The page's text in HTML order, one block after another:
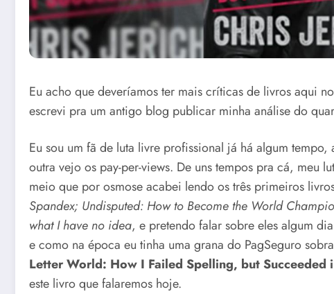
Eu acho que deveríamos ter mais críticas de livros aqui
escrevi pra um antigo blog publicar minha análise do
Eu sou um fã de luta livre profissional já há algum
outra vejo os pay-per-views. De uns tempos pra cá, meu
meio que por osmose acabei lendo os três primeiros
Spandex; Undisputed: How to Become the World
what I have no idea, e pretendo falar sobre eles algum
e como na época eu tinha uma grana do PagSeguro
Letter World: How I Failed Spelling, but Succeeded
este livro que falaremos hoje.